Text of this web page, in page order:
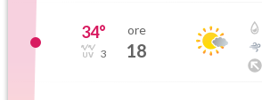
34°
3
ore
18